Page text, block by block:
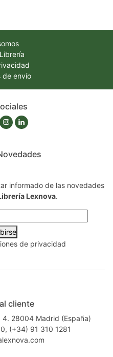
de envío
informado de las novedades
Lexnova.
de privacidad
cliente
4. 28004 Madrid (España)
(+34) 91 310 1281